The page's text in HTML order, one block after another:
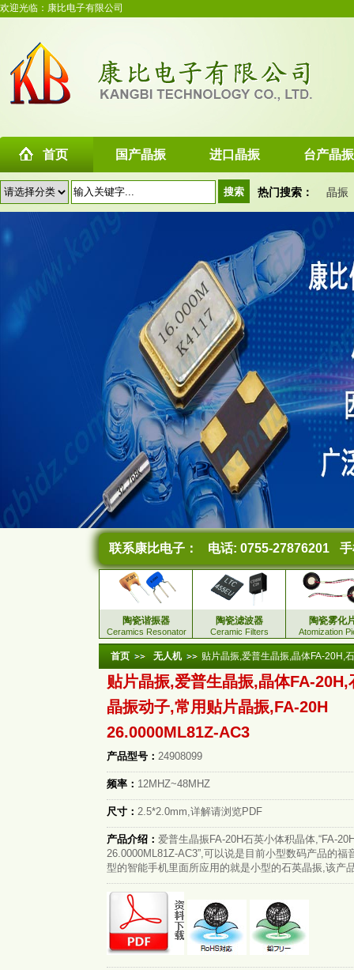
欢迎光临：康比电子有限公司
首页 国产晶振 进口晶振 台产晶振
热门搜索： 晶振
联系康比电子： 电话: 0755-27876201
陶瓷谐振器
Ceramics Resonator
陶瓷滤波器
Ceramic Filters
陶瓷雾化
Atomization
首页 无人机 贴片晶振,爱普生晶振,晶体FA-20H,
贴片晶振,爱普生晶振,晶体FA-20H,
晶振动子,常用贴片晶振,FA-20H
26.0000ML81Z-AC3
产品型号： 24908099
频率： 12MHZ~48MHZ
尺寸： 2.5*2.0mm,详解请浏览PDF
产品介绍： 爱普生晶振FA-20H石英小体积晶体,“FA-
26.0000ML81Z-AC3”,可以说是目前小型数码产品的福
型的智能手机里面所应用的就是小型的石英晶振,该产